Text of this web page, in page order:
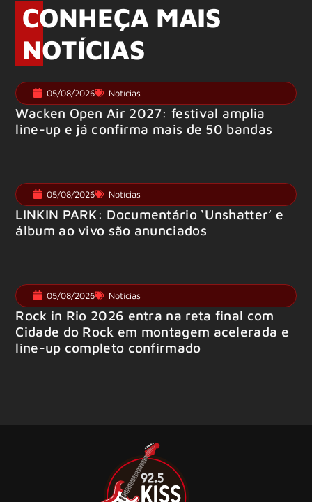
CONHEÇA MAIS
NOTÍCIAS
05/08/2026 Notícias
Wacken Open Air 2027: festival amplia
line-up e já confirma mais de 50 bandas
05/08/2026 Notícias
LINKIN PARK: Documentário ‘Unshatter’ e
álbum ao vivo são anunciados
05/08/2026 Notícias
Rock in Rio 2026 entra na reta final com
Cidade do Rock em montagem acelerada e
line-up completo confirmado